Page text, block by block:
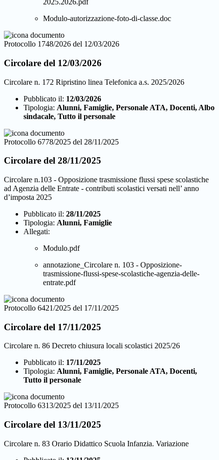
2025.2026.pdf
Modulo-autorizzazione-foto-di-classe.doc
Protocollo 1748/2026 del 12/03/2026
Circolare del 12/03/2026
Circolare n. 172 Ripristino linea Telefonica a.s. 2025/2026
Pubblicato il: 12/03/2026
Tipologia: Alunni, Famiglie, Personale ATA, Docenti, Albo
sindacale, Tutto il personale
Protocollo 6778/2025 del 28/11/2025
Circolare del 28/11/2025
Circolare n.103 - Opposizione trasmissione flussi spese scolastiche
ad Agenzia delle Entrate - contributi scolastici versati nell’ anno
d’imposta 2025
Pubblicato il: 28/11/2025
Tipologia: Alunni, Famiglie
Allegati:
Modulo.pdf
annotazione_Circolare n. 103 - Opposizione-
trasmissione-flussi-spese-scolastiche-agenzia-delle-
entrate.pdf
Protocollo 6421/2025 del 17/11/2025
Circolare del 17/11/2025
Circolare n. 86 Decreto chiusura locali scolastici 2025/26
Pubblicato il: 17/11/2025
Tipologia: Alunni, Famiglie, Personale ATA, Docenti,
Tutto il personale
Protocollo 6313/2025 del 13/11/2025
Circolare del 13/11/2025
Circolare n. 83 Orario Didattico Scuola Infanzia. Variazione